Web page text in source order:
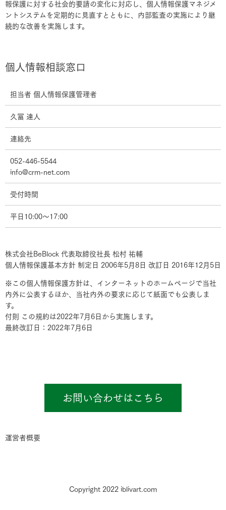
報保護に対する社会的要請の変化に対応し、個人情報保護マネジメ
ントシステムを定期的に見直すとともに、内部監査の実施により継
続的な改善を実施します。
個人情報相談窓口
担当者 個人情報保護管理者
久冨 達人
連絡先
052-446-5544
info@crm-net.com
受付時間
平日10:00〜17:00
株式会社BeBlock 代表取締役社長 松村 祐輔
個人情報保護基本方針 制定日 2006年5月8日 改訂日 2016年12月5日
※この個人情報保護方針は、インターネットのホームページで当社
内外に公表するほか、当社内外の要求に応じて紙面でも公表しま
す。
付則 この規約は2022年7月6日から実施します。
最終改訂日：2022年7月6日
お問い合わせはこちら
運営者概要
Copyright 2022 iblivart.com